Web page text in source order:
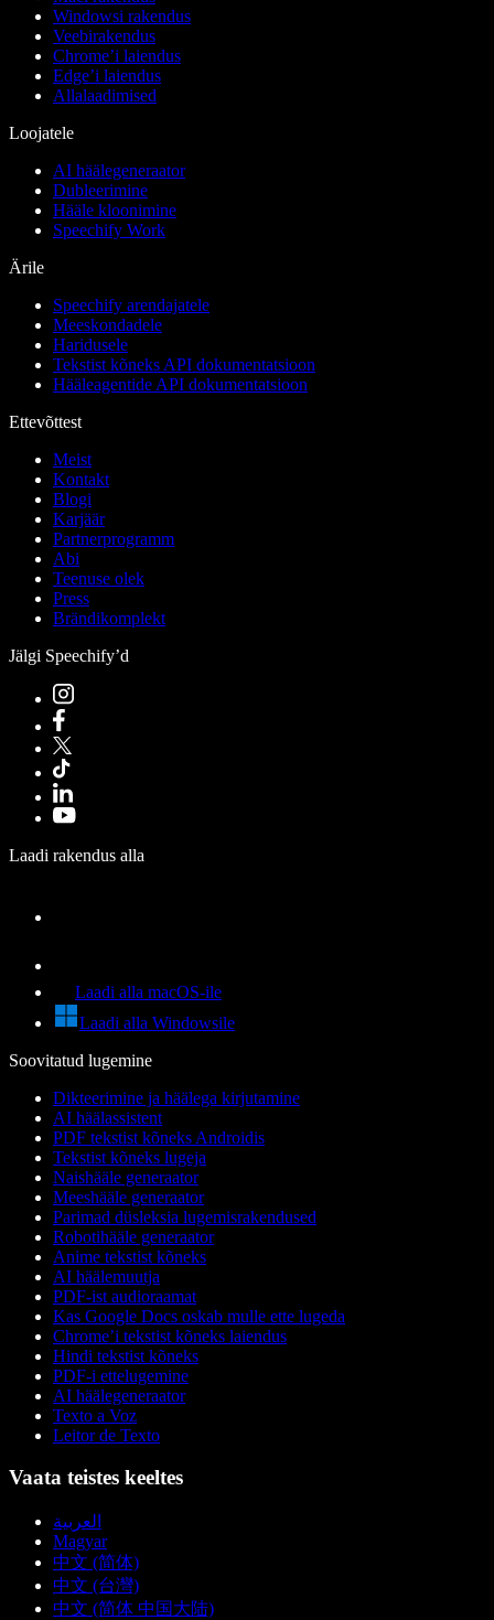
Windowsi rakendus
Veebirakendus
Chrome’i laiendus
Edge’i laiendus
Allalaadimised
Loojatele
AI häälegeneraator
Dubleerimine
Hääle kloonimine
Speechify Work
Ärile
Speechify arendajatele
Meeskondadele
Haridusele
Tekstist kõneks API dokumentatsioon
Hääleagentide API dokumentatsioon
Ettevõttest
Meist
Kontakt
Blogi
Karjäär
Partnerprogramm
Abi
Teenuse olek
Press
Brändikomplekt
Jälgi Speechify’d
Laadi rakendus alla
Laadi alla macOS-ile
Laadi alla Windowsile
Soovitatud lugemine
Dikteerimine ja häälega kirjutamine
AI häälassistent
PDF tekstist kõneks Androidis
Tekstist kõneks lugeja
Naishääle generaator
Meeshääle generaator
Parimad düsleksia lugemisrakendused
Robotihääle generaator
Anime tekstist kõneks
AI häälemuutja
PDF-ist audioraamat
Kas Google Docs oskab mulle ette lugeda
Chrome’i tekstist kõneks laiendus
Hindi tekstist kõneks
PDF-i ettelugemine
AI häälegeneraator
Texto a Voz
Leitor de Texto
Vaata teistes keeltes
العربية
Magyar
中文 (简体)
中文 (台灣)
中文 (简体 中国大陆)